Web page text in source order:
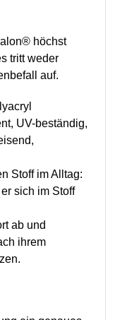
höchst
tritt weder
auf.
UV-beständig,
Stoff im Alltag:
sich im Stoff
ab und
ihrem